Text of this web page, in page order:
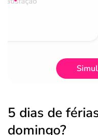
5 dias de
domingo?